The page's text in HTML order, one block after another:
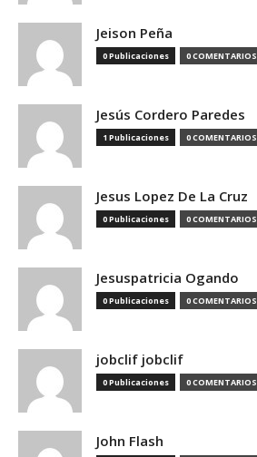
Jeison Peña
0 Publicaciones 0 COMENTARIOS
Jesús Cordero Paredes
1 Publicaciones 0 COMENTARIOS
Jesus Lopez De La Cruz
0 Publicaciones 0 COMENTARIOS
Jesuspatricia Ogando
0 Publicaciones 0 COMENTARIOS
jobclif jobclif
0 Publicaciones 0 COMENTARIOS
John Flash